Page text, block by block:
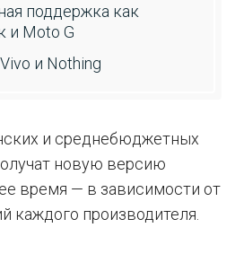
поддержка как
и Moto G
и Nothing
и среднебюджетных
новую версию
время — в зависимости от
каждого производителя.